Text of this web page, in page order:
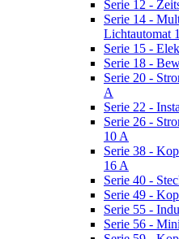
Serie 12 -
Serie 14 -
Lichtautomat
Serie 15 -
Serie 18 -
Serie 20 -
A
Serie 22 -
Serie 26 -
10 A
Serie 38 -
16 A
Serie 40 -
Serie 49 -
Serie 55 -
Serie 56 -